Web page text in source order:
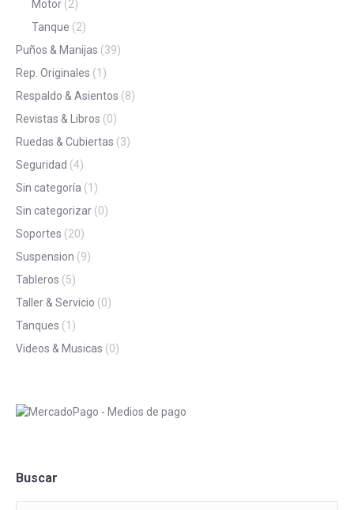
Motor (2)
Tanque (2)
Puños & Manijas (39)
Rep. Originales (1)
Respaldo & Asientos (8)
Revistas & Libros (0)
Ruedas & Cubiertas (3)
Seguridad (4)
Sin categoría (1)
Sin categorizar (0)
Soportes (20)
Suspension (9)
Tableros (5)
Taller & Servicio (0)
Tanques (1)
Videos & Musicas (0)
Buscar